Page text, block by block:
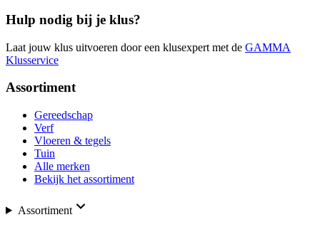
Hulp nodig bij je klus?
Laat jouw klus uitvoeren door een klusexpert met de GAMMA
Klusservice
Assortiment
Gereedschap
Verf
Vloeren & tegels
Tuin
Alle merken
Bekijk het assortiment
Assortiment